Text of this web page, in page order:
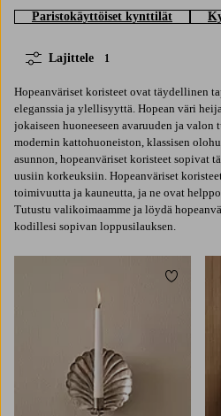
Paristokäyttöiset kynttilät
Lajittele 1
Hopeanväriset koristeet ovat täydellinen
eleganssia ja ylellisyyttä. Hopean väri
jokaiseen huoneeseen avaruuden ja valon
modernin kattohuoneiston, klassisen
asunnon, hopeanväriset koristeet sopivat
uusiin korkeuksiin. Hopeanväriset
toimivuutta ja kauneutta, ja ne ovat
Tutustu valikoimaamme ja löydä
kodillesi sopivan loppusilauksen.
Lisää